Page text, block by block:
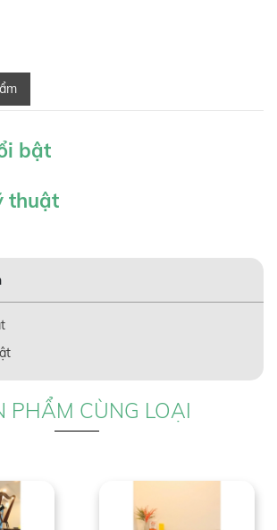
bật
thuật
PHẨM CÙNG LOẠI